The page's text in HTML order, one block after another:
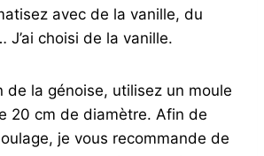
avec de la vanille, du
J’ai choisi de la vanille.
de la génoise, utilisez un moule
20 cm de diamètre. Afin de
je vous recommande de